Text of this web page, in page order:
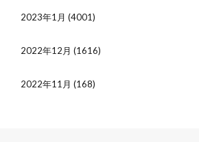
2023年1月 (4001)
2022年12月 (1616)
2022年11月 (168)